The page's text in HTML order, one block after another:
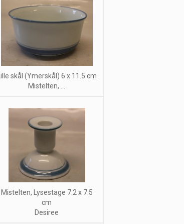
Lille skål (Ymerskål) 6 x 11.5 cm
Mistelten, ...
Mistelten, Lysestage 7.2 x 7.5
cm
Desiree